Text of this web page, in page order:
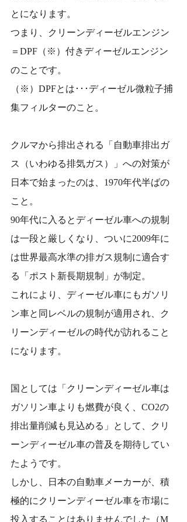
とになります。
つまり、クリーンディーゼルエンジン
＝DPF（※）付きディーゼルエンジン
のことです。
（※）DPFとは･･･ディーゼル微粒子捕
集フィルターのこと。
クルマから排出される「自動車排出ガ
ス（いわゆる排気ガス）」への対策が
日本で始まったのは、1970年代半ばの
こと。
90年代に入るとディーゼル車への規制
は一段と厳しくなり、ついに2009年に
は世界最高水準の排ガス規制に適合す
る「ポスト新長期規制」が制定。
これにより、ディーゼル車にもガソリ
ン車と同レベルの規制が適用され、ク
リーンディーゼルの時代が訪れること
になります。
国としては「クリーンディーゼル車は
ガソリン車よりも燃費が良く、CO2の
排出量削減も見込める」として、クリ
ーンディーゼル車の普及を期待してい
たようです。
しかし、日本の自動車メーカーが、積
極的にクリーンディーゼル車を市場に
投入することはありませんでした（M